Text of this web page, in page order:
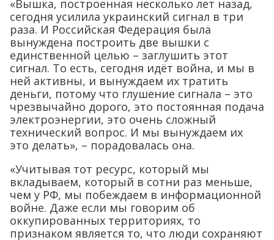
«Вышка, построенная несколько лет назад,
сегодня усилила украинский сигнал в три
раза. И Российская Федерация была
вынуждена построить две вышки с
единственной целью – заглушить этот
сигнал. То есть, сегодня идёт война, и мы в
ней активны, и вынуждаем их тратить
деньги, потому что глушение сигнала – это
чрезвычайно дорого, это постоянная подача
электроэнергии, это очень сложный
технический вопрос. И мы вынуждаем их
это делать», – порадовалась она.
«Учитывая тот ресурс, который мы
вкладываем, который в сотни раз меньше,
чем у РФ, мы побеждаем в информационной
войне. Даже если мы говорим об
оккупированных территориях, то
признаком является то, что люди сохраняют